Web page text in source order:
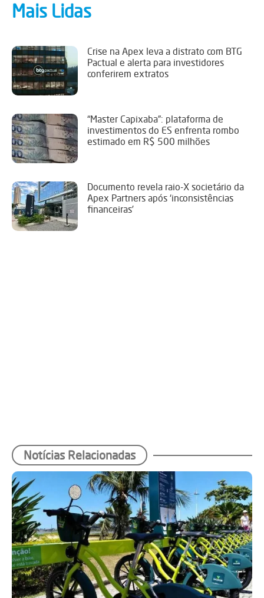
Mais Lidas
Crise na Apex leva a distrato com BTG
Pactual e alerta para investidores
conferirem extratos
“Master Capixaba”: plataforma de
investimentos do ES enfrenta rombo
estimado em R$ 500 milhões
Documento revela raio-X societário da
Apex Partners após ‘inconsistências
financeiras’
Notícias Relacionadas